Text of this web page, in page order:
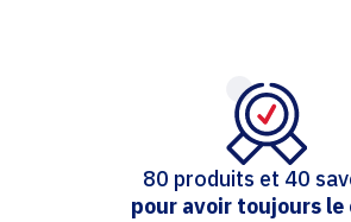
80 produits et 40
pour avoir toujours le